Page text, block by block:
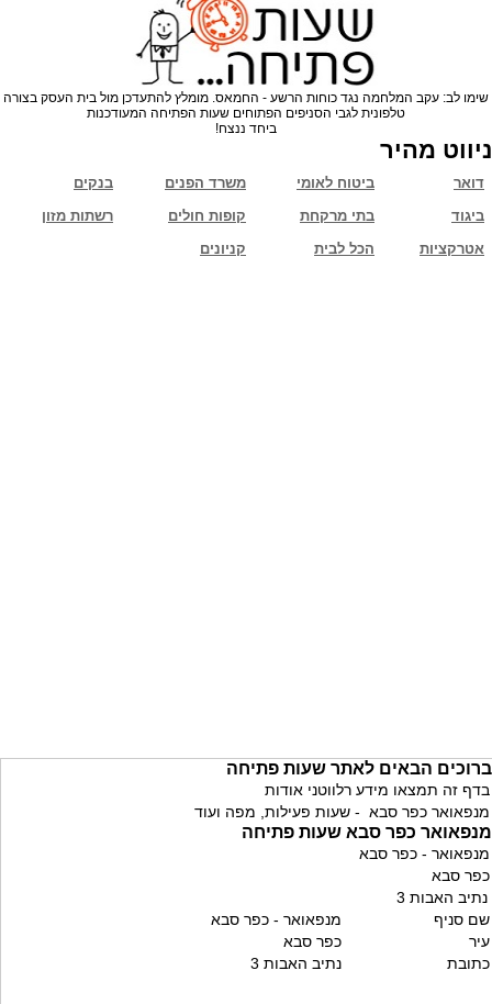
שימו לב: עקב המלחמה נגד כוחות הרשע - החמאס. מומלץ להתעדכן מול בית העסק בצורה
טלפונית לגבי הסניפים הפתוחים שעות הפתיחה המעודכנות
ביחד ננצח!
ניווט מהיר
בנקים משרד הפנים ביטוח לאומי
דואר
רשתות מזון
קופות חולים בתי מרקחת
ביגוד
קניונים
הכל לבית אטרקציות
ברוכים הבאים לאתר שעות פתיחה
בדף זה תמצאו מידע רלווטני אודות
מנפאואר כפר סבא - שעות פעילות, מפה ועוד
מנפאואר כפר סבא שעות פתיחה
מנפאואר - כפר סבא
כפר סבא
נתיב האבות 3
שם סניף
מנפאואר - כפר סבא
עיר
כפר סבא
כתובת
נתיב האבות 3